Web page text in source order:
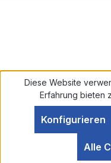
Diese Website
Erfahrung bieten
Konfigurieren
Alle
Informationen zur